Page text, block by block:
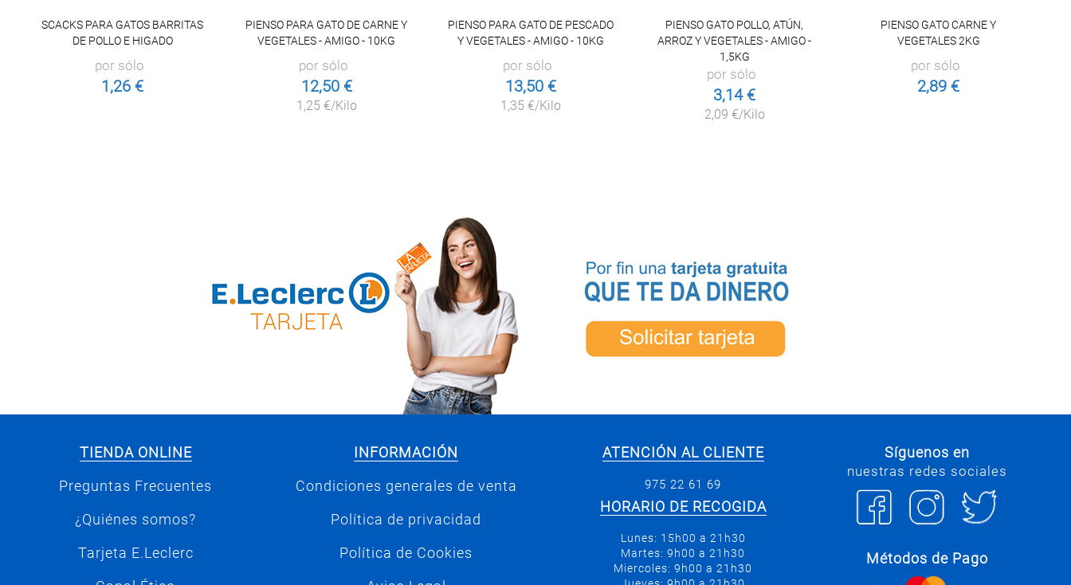
SCACKS PARA GATOS BARRITAS
DE POLLO E HIGADO
por sólo
1,26 €
PIENSO PARA GATO DE CARNE Y
VEGETALES - AMIGO - 10KG
por sólo
12,50 €
1,25 €/Kilo
PIENSO PARA GATO DE PESCADO
Y VEGETALES - AMIGO - 10KG
por sólo
13,50 €
1,35 €/Kilo
PIENSO GATO POLLO, ATÚN,
ARROZ Y VEGETALES - AMIGO -
1,5KG
por sólo
3,14 €
2,09 €/Kilo
PIENSO GATO CARNE Y
VEGETALES 2KG
por sólo
2,89 €
TIENDA ONLINE
Preguntas Frecuentes
¿Quiénes somos?
Tarjeta E.Leclerc
INFORMACIÓN
Condiciones generales de venta
Política de privacidad
Política de Cookies
ATENCIÓN AL CLIENTE
975 22 61 69
HORARIO DE RECOGIDA
Lunes: 15h00 a 21h30
Martes: 9h00 a 21h30
Miercoles: 9h00 a 21h30
Síguenos en
nuestras redes sociales
Métodos de Pago